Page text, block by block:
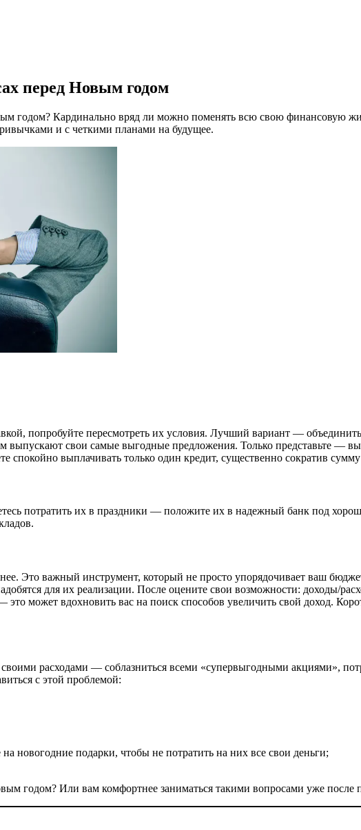
перед Новым годом
годом? Кардинально вряд ли можно поменять всю свою финансовую
и с четкими планами на будущее.
попробуйте пересмотреть их условия. Лучший вариант —
выпускают свои самые выгодные предложения. Только представьте —
спокойно выплачивать только один кредит, существенно сократив
потратить их в праздники — положите их в надежный банк под
Это важный инструмент, который не просто упорядочивает ваш
для их реализации. После оцените свои возможности: доходы/
может вдохновить вас на поиск способов увеличить свой доход.
расходами — соблазниться всеми «супервыгодными акциями»,
с этой проблемой:
новогодние подарки, чтобы не потратить на них все свои деньги;
годом? Или вам комфортнее заниматься такими вопросами уже после